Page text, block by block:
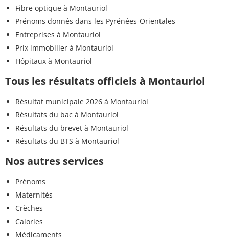
Fibre optique à Montauriol
Prénoms donnés dans les Pyrénées-Orientales
Entreprises à Montauriol
Prix immobilier à Montauriol
Hôpitaux à Montauriol
Tous les résultats officiels à Montauriol
Résultat municipale 2026 à Montauriol
Résultats du bac à Montauriol
Résultats du brevet à Montauriol
Résultats du BTS à Montauriol
Nos autres services
Prénoms
Maternités
Crèches
Calories
Médicaments